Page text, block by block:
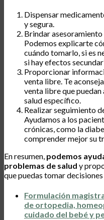
Dispensar
y segura.
Brindar asesoramiento
Podemos explicarte
cuándo tomarlo, si es
si hay efectos
Proporcionar
venta libre. Te
venta libre que
salud específico.
Realizar seguimiento
Ayudamos a los
crónicas, como la
comprender mejor su
En resumen, podemos
problemas de salud y
que puedas tomar
Formulación
de ortopedia,
cuidado del bebé y